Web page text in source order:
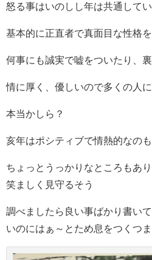
怒る事はいのしし年は共通して
基本的に正直者で真面目な性格
何事にも誠実で嘘をついたり、
情に厚く、優しいので多くの人
本当かしら？
亥年はポシティブで情熱的なの
ちょっとうっかりなところもあ
笑ましく見守るそう
調べましたら良い事ばかり書い
いのにはぁ～とため息をつくつ